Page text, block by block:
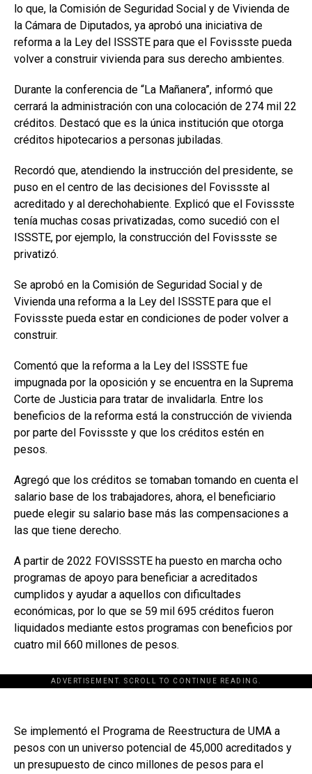
lo que, la Comisión de Seguridad Social y de Vivienda de
la Cámara de Diputados, ya aprobó una iniciativa de
reforma a la Ley del ISSSTE para que el Fovissste pueda
volver a construir vivienda para sus derecho ambientes.
Durante la conferencia de “La Mañanera”, informó que
cerrará la administración con una colocación de 274 mil 22
créditos. Destacó que es la única institución que otorga
créditos hipotecarios a personas jubiladas.
Recordó que, atendiendo la instrucción del presidente, se
puso en el centro de las decisiones del Fovissste al
acreditado y al derechohabiente. Explicó que el Fovissste
tenía muchas cosas privatizadas, como sucedió con el
ISSSTE, por ejemplo, la construcción del Fovissste se
privatizó.
Se aprobó en la Comisión de Seguridad Social y de
Vivienda una reforma a la Ley del ISSSTE para que el
Fovissste pueda estar en condiciones de poder volver a
construir.
Comentó que la reforma a la Ley del ISSSTE fue
impugnada por la oposición y se encuentra en la Suprema
Corte de Justicia para tratar de invalidarla. Entre los
beneficios de la reforma está la construcción de vivienda
por parte del Fovissste y que los créditos estén en
pesos.
Agregó que los créditos se tomaban tomando en cuenta el
salario base de los trabajadores, ahora, el beneficiario
puede elegir su salario base más las compensaciones a
las que tiene derecho.
A partir de 2022 FOVISSSTE ha puesto en marcha ocho
programas de apoyo para beneficiar a acreditados
cumplidos y ayudar a aquellos con dificultades
económicas, por lo que se 59 mil 695 créditos fueron
liquidados mediante estos programas con beneficios por
cuatro mil 660 millones de pesos.
ADVERTISEMENT. SCROLL TO CONTINUE READING.
Se implementó el Programa de Reestructura de UMA a
pesos con un universo potencial de 45,000 acreditados y
un presupuesto de cinco millones de pesos para el